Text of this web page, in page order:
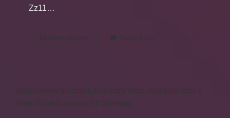
Zz11…
Devamını okuyun
Alfabesi
Yorum Bırak
https://www.teomanforum.com
https://vavyapi.com.tr
https://parkhayat.com.tr
Sitemap